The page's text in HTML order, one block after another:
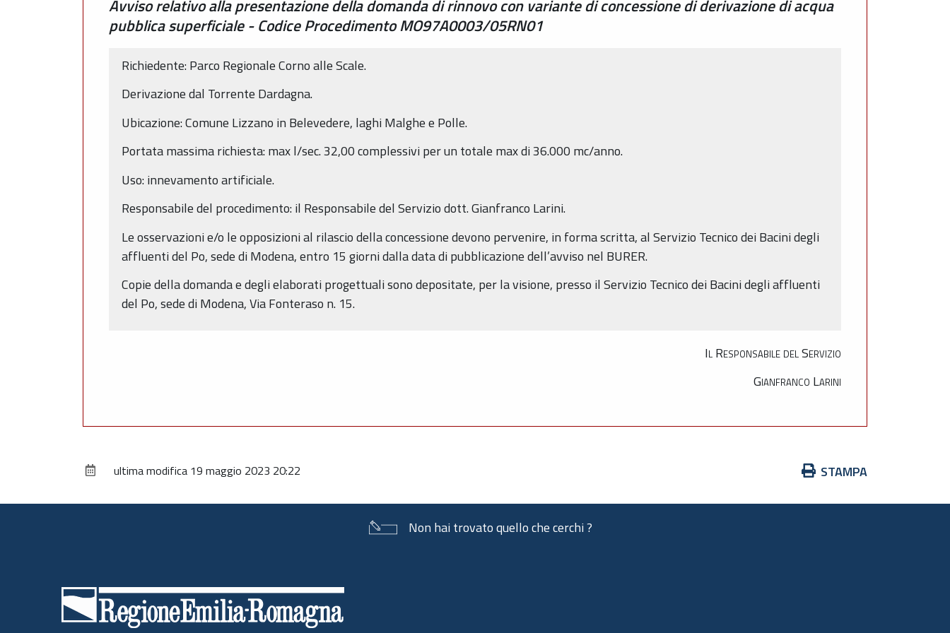
Avviso relativo alla presentazione della domanda di rinnovo con variante di concessione di derivazione di acqua
pubblica superficiale - Codice Procedimento MO97A0003/05RN01
Richiedente: Parco Regionale Corno alle Scale.
Derivazione dal Torrente Dardagna.
Ubicazione: Comune Lizzano in Belevedere, laghi Malghe e Polle.
Portata massima richiesta: max l/sec. 32,00 complessivi per un totale max di 36.000 mc/anno.
Uso: innevamento artificiale.
Responsabile del procedimento: il Responsabile del Servizio dott. Gianfranco Larini.
Le osservazioni e/o le opposizioni al rilascio della concessione devono pervenire, in forma scritta, al Servizio Tecnico dei Bacini degli
affluenti del Po, sede di Modena, entro 15 giorni dalla data di pubblicazione dell’avviso nel BURER.
Copie della domanda e degli elaborati progettuali sono depositate, per la visione, presso il Servizio Tecnico dei Bacini degli affluenti
del Po, sede di Modena, Via Fonteraso n. 15.
Il Responsabile del Servizio
Gianfranco Larini
Azioni
documento
STAMPA
ultima modifica 19 maggio 2023 20:22
Non hai trovato quello che cerchi ?